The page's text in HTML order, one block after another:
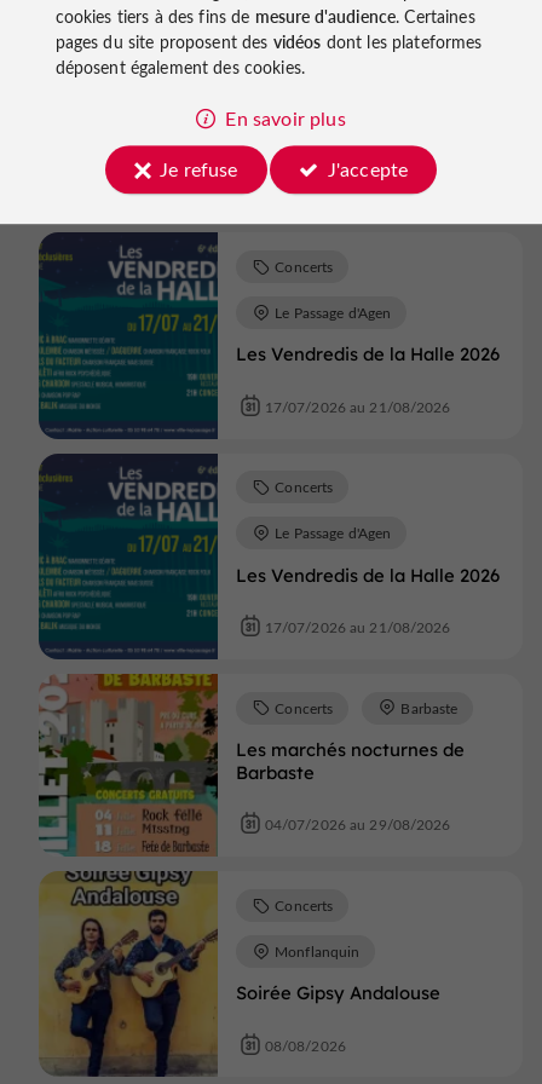
Couthures sur Garonne en
Fête
Concerts
Couthures-sur-Garonne
07/08/2026 au 09/08/2026
Les Vendredis de la Halle 2026
Concerts
Le Passage d'Agen
17/07/2026 au 21/08/2026
Les Vendredis de la Halle 2026
Concerts
Le Passage d'Agen
17/07/2026 au 21/08/2026
Les marchés nocturnes de
Barbaste
Concerts Barbaste
04/07/2026 au 29/08/2026
Soirée Gipsy Andalouse
Concerts
Monflanquin
08/08/2026
cookies tiers à des fins de mesure d'audience. Certaines
pages du site proposent des vidéos dont les plateformes
déposent également des cookies.
En savoir plus
Je refuse
J'accepte